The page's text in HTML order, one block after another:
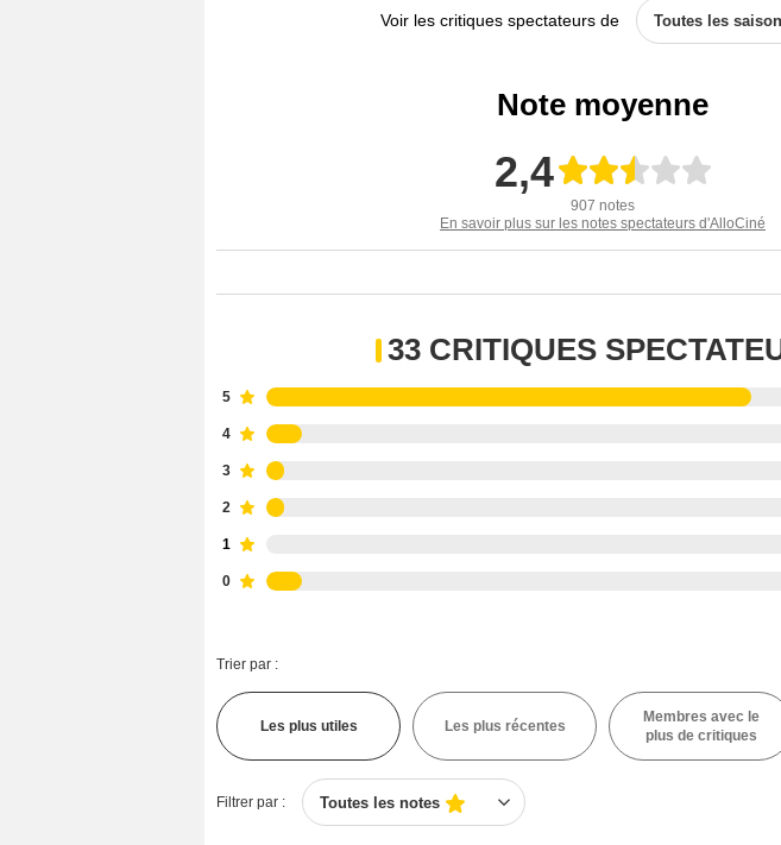
Voir les critiques spectateurs de Toutes les
Note moyenne
2,4
907 notes
En savoir plus sur les notes spectateurs d'AlloCiné
33 CRITIQUES
5
4
3
2
1
0
Trier par :
Les plus utiles Les plus récentes
Membres avec le
plus de critiques
Filtrer par : Toutes les notes